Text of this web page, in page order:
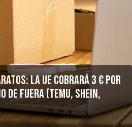
la UE cobrará 3 € por
de fuera (Temu, Shein,